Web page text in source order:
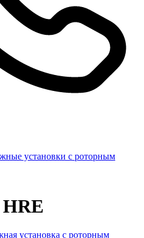
установки с роторным
установка с роторным